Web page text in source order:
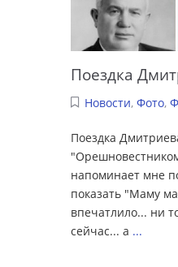
Поездка
Новости, Фото,
Поездка
напоминает мне
показать "Маму
впечатлило... ни
сейчас... а ...